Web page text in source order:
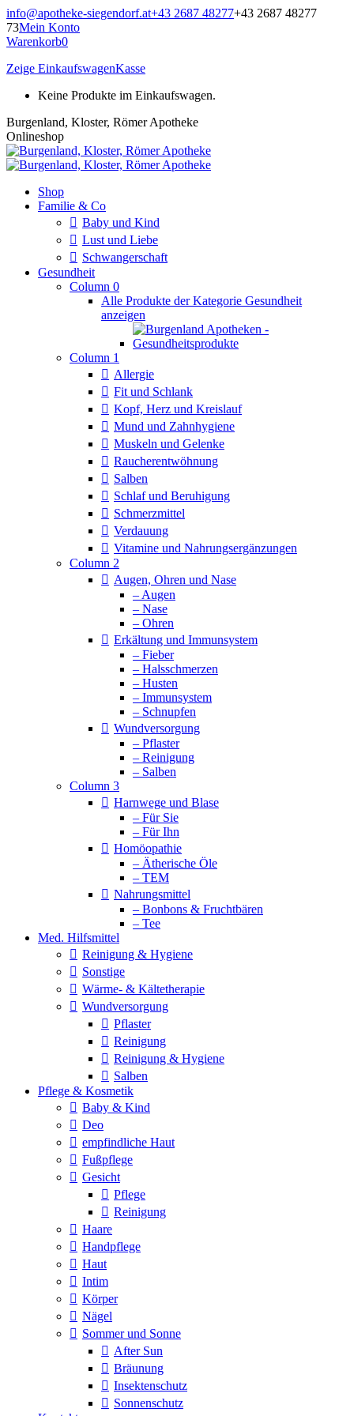
Zum
Inhalt
springen
info@apotheke-siegendorf.at+43 2687 48277+43 2687 48277
73Mein Konto
Warenkorb0
Zeige EinkaufswagenKasse
Keine Produkte im Einkaufswagen.
Burgenland, Kloster, Römer Apotheke
Onlineshop
Shop
Familie & Co
Baby und Kind
Lust und Liebe
Schwangerschaft
Gesundheit
Column 0
Alle Produkte der Kategorie Gesundheit
anzeigen
Column 1
Allergie
Fit und Schlank
Kopf, Herz und Kreislauf
Mund und Zahnhygiene
Muskeln und Gelenke
Raucherentwöhnung
Salben
Schlaf und Beruhigung
Schmerzmittel
Verdauung
Vitamine und Nahrungsergänzungen
Column 2
Augen, Ohren und Nase
– Augen
– Nase
– Ohren
Erkältung und Immunsystem
– Fieber
– Halsschmerzen
– Husten
– Immunsystem
– Schnupfen
Wundversorgung
– Pflaster
– Reinigung
– Salben
Column 3
Harnwege und Blase
– Für Sie
– Für Ihn
Homöopathie
– Ätherische Öle
– TEM
Nahrungsmittel
– Bonbons & Fruchtbären
– Tee
Med. Hilfsmittel
Reinigung & Hygiene
Sonstige
Wärme- & Kältetherapie
Wundversorgung
Pflaster
Reinigung
Reinigung & Hygiene
Salben
Pflege & Kosmetik
Baby & Kind
Deo
empfindliche Haut
Fußpflege
Gesicht
Pflege
Reinigung
Haare
Handpflege
Haut
Intim
Körper
Nägel
Sommer und Sonne
After Sun
Bräunung
Insektenschutz
Sonnenschutz